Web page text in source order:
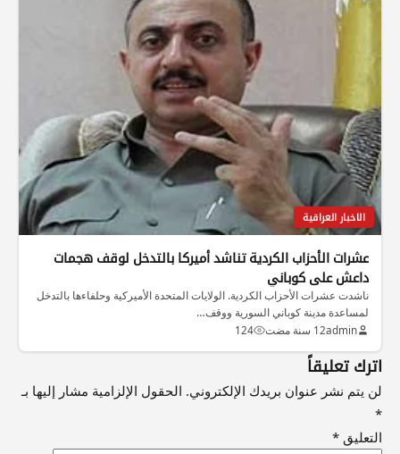
الاخبار العراقية
عشرات الأحزاب الكردية تناشد أميركا بالتدخل لوقف هجمات
داعش على كوباني
ناشدت عشرات الأحزاب الكردية. الولايات المتحدة الأميركية وحلفاءها بالتدخل
لمساعدة مدينة كوباني السورية ووقف…
admin12 سنة مضت 124
اترك تعليقاً
لن يتم نشر عنوان بريدك الإلكتروني. الحقول الإلزامية مشار إليها بـ
*
التعليق *